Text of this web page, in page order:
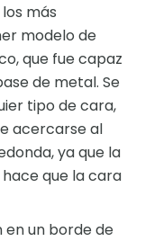
más
modelo de
que fue capaz
de metal. Se
tipo de cara,
acercarse al
ya que la
que la cara
en un borde de